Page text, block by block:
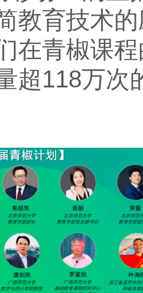
教育技术
在青椒课
超118万次